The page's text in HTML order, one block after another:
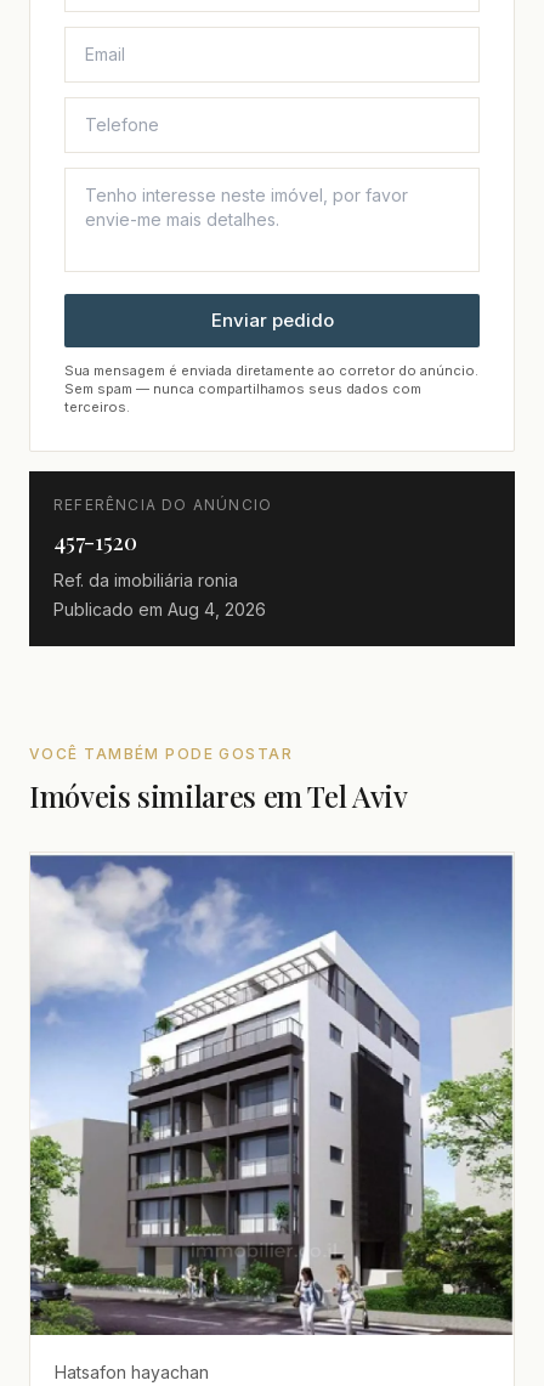
Enviar pedido
Sua mensagem é enviada diretamente ao corretor do anúncio.
Sem spam — nunca compartilhamos seus dados com
terceiros.
REFERÊNCIA DO ANÚNCIO
457-1520
Ref. da imobiliária ronia
Publicado em Aug 4, 2026
VOCÊ TAMBÉM PODE GOSTAR
Imóveis similares em Tel Aviv
Hatsafon hayachan